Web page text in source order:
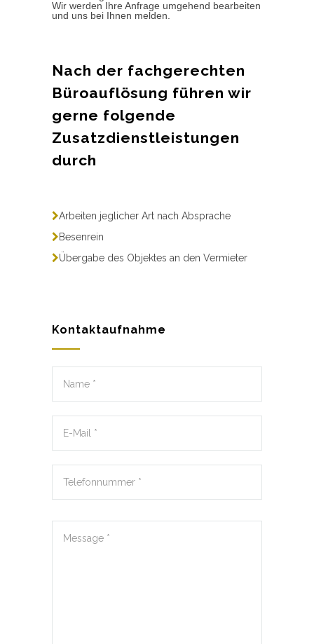
Wir werden Ihre Anfrage umgehend bearbeiten
und uns bei Ihnen melden.
Nach der fachgerechten
Büroauflösung führen wir
gerne folgende
Zusatzdienstleistungen
durch
Arbeiten jeglicher Art nach Absprache
Besenrein
Übergabe des Objektes an den Vermieter
Kontaktaufnahme